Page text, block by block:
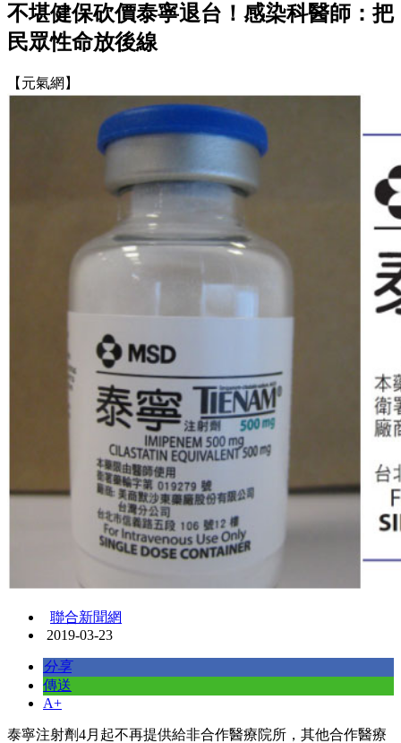
不堪健保砍價泰寧退台！感染科醫師：把
民眾性命放後線
【元氣網】
聯合新聞網
2019-03-23
分享
傳送
A+
泰寧注射劑4月起不再提供給非合作醫療院所，其他合作醫療